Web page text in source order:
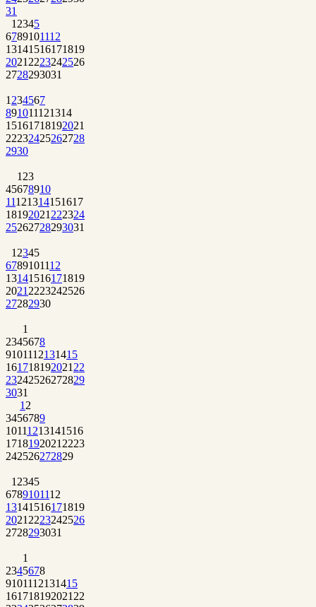
31
1 2345
6789101112
13141516171819
2021 2223242526
2728293031
1 234567
891011121314
15161718192021
22232425262728
2930
1 23
45678910
11121314151617
18192021 222324
25262728293031
1 2345
6789101112
13141516171819
2021 2223242526
27282930
1
2345678
9101112131415
161718192021 22
23242526272829
3031
1 2
3456789
10111213141516
1718192021 2223
242526272829
1 2345
6789101112
13141516171819
2021 2223242526
2728293031
1
2345678
9101112131415
161718192021 22